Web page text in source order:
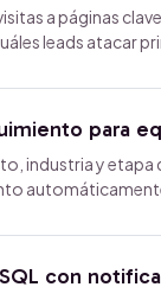
a páginas
leads atacar
para
industria y etapa
con